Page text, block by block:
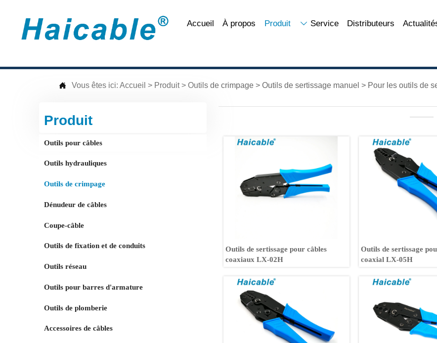
Accueil À propos Produit  Service Distributeurs
 Vous êtes ici:Accueil > Produit>Outils de crimpage >Outils de sertissage manuel > Pour les outils de
Produit
Outils pour câbles
Outils hydrauliques
Outils de crimpage
Dénudeur de câbles
Coupe-câble
Outils de fixation et de conduits
Outils réseau
Outils pour barres d'armature
Outils de plomberie
Accessoires de câbles
———
Outils de sertissage pour câbles
coaxiaux LX-02H
Outils de sertissage
coaxial LX-05H